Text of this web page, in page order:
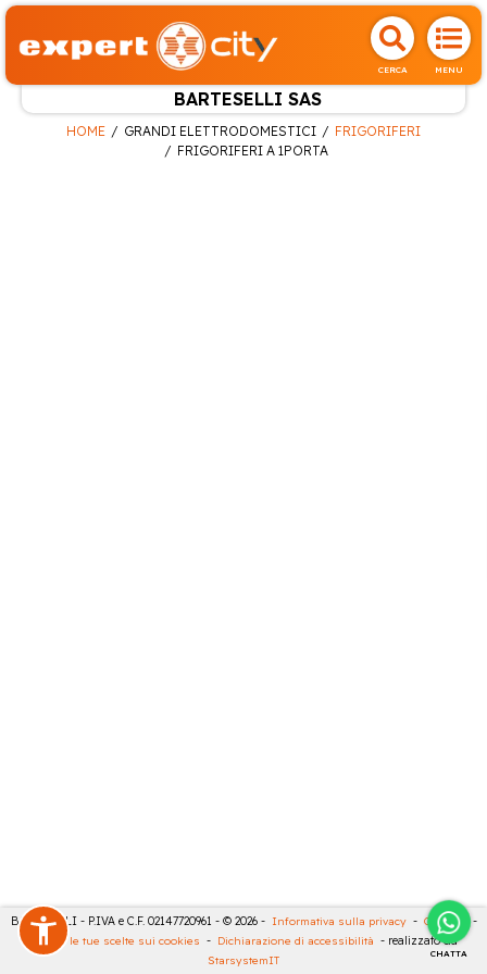
CERCA MENU
BARTESELLI SAS
CHATTA
HOME GRANDI ELETTRODOMESTICI
FRIGORIFERI
FRIGORIFERI A 1PORTA
BARTESELLI - P.IVA e C.F. 02147720961 - © 2026 - Informativa sulla privacy - Cookies
-
Rivedi le tue scelte sui cookies - Dichiarazione di accessibilità - realizzato da
StarsystemIT